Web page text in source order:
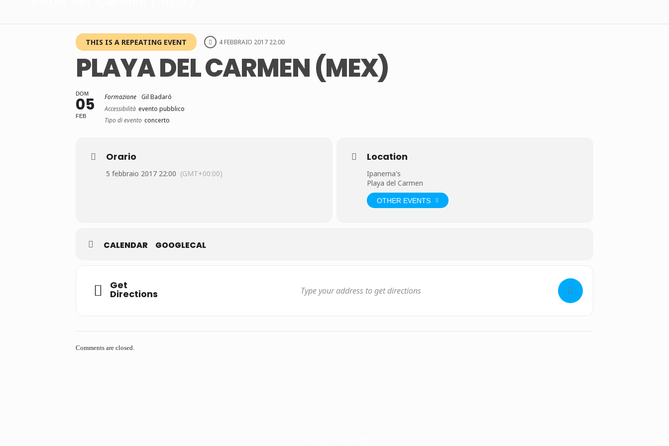
THIS IS A REPEATING EVENT 4 FEBBRAIO 2017 22:00
PLAYA DEL CARMEN (MEX)
DOM
05
FEB
Formazione Gil Badaró
Accessibilità evento pubblico
Tipo di evento concerto
Orario
5 febbraio 2017 22:00 (GMT+00:00)
Location
Ipanema's
Playa del Carmen
OTHER EVENTS
CALENDAR GOOGLECAL
Get
Directions
Comments are closed.